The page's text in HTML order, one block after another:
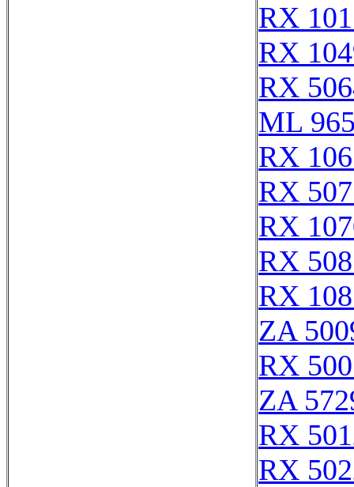
RX
RX
RX
ML
RX
RX
RX
RX
RX
ZA
RX
ZA
RX
RX